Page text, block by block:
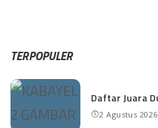
TERPOPULER
Daftar Juara
2 Agustus